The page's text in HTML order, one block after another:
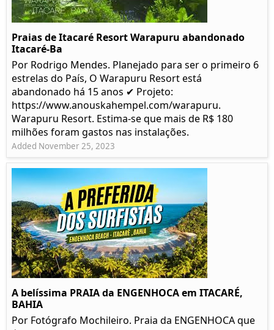
Praias de Itacaré Resort Warapuru abandonado
Itacaré-Ba
Por Rodrigo Mendes. Planejado para ser o primeiro 6
estrelas do País, O Warapuru Resort está
abandonado há 15 anos ✔ Projeto:
https://www.anouskahempel.com/warapuru.
Warapuru Resort. Estima-se que mais de R$ 180
milhões foram gastos nas instalações.
Added November 25, 2023
A belíssima PRAIA da ENGENHOCA em ITACARÉ,
BAHIA
Por Fotógrafo Mochileiro. Praia da ENGENHOCA que